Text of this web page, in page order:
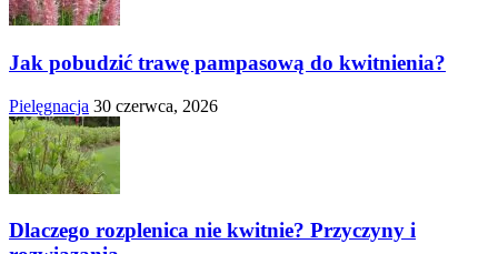
Jak pobudzić trawę pampasową do kwitnienia?
Pielęgnacja 30 czerwca, 2026
Dlaczego rozplenica nie kwitnie? Przyczyny i